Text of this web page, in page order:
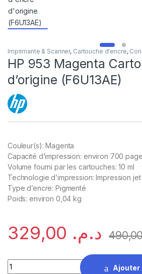
Imprimante & Scanner, Cartouche d'encre,
HP 953 Magenta
d’origine (F6U13AE)
Couleur(s): Magenta
Capacité d’impression: environ 700
Volume fourni par les cartouches: 10 ml
Technologie d’impression: Impression
Type d’encre: Pigmenté
Poids: environ 0,04 kg
د.م.
HP 953 Magenta Cartouche d'encre
Ajouter